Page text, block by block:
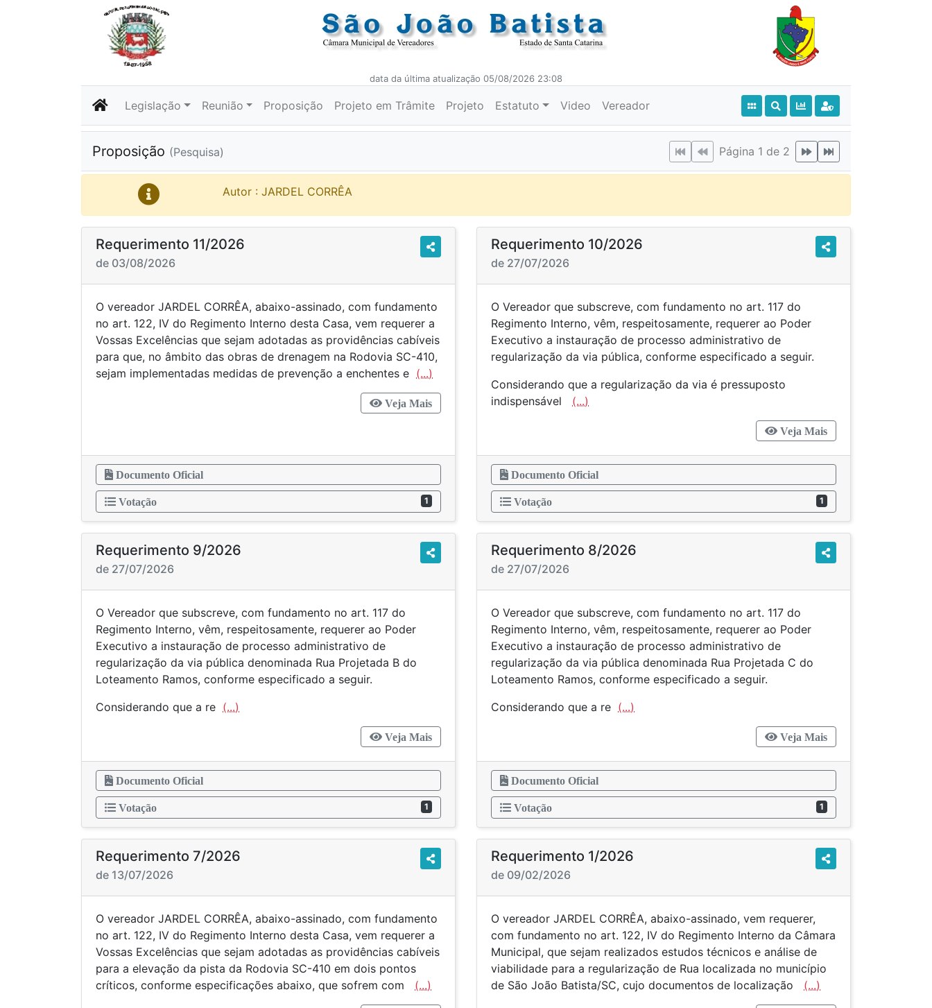
data da última atualização 05/08/2026 23:08
Legislação Reunião Proposição Projeto em Trâmite Projeto Estatuto Video Vereador
Proposição (Pesquisa) Página 1 de 2
Autor : JARDEL CORRÊA
Requerimento 11/2026
de 03/08/2026
O vereador JARDEL CORRÊA, abaixo-assinado, com fundamento
no art. 122, IV do Regimento Interno desta Casa, vem requerer a
Vossas Excelências que sejam adotadas as providências cabíveis
para que, no âmbito das obras de drenagem na Rodovia SC-410,
sejam implementadas medidas de prevenção a enchentes e (...)
Veja Mais
Documento Oficial
Votação 1
Requerimento 10/2026
de 27/07/2026
O Vereador que subscreve, com fundamento no art. 117 do
Regimento Interno, vêm, respeitosamente, requerer ao Poder
Executivo a instauração de processo administrativo de
regularização da via pública, conforme especificado a seguir.
Considerando que a regularização da via é pressuposto
indispensável (...)
Veja Mais
Documento Oficial
Votação 1
Requerimento 9/2026
de 27/07/2026
O Vereador que subscreve, com fundamento no art. 117 do
Regimento Interno, vêm, respeitosamente, requerer ao Poder
Executivo a instauração de processo administrativo de
regularização da via pública denominada Rua Projetada B do
Loteamento Ramos, conforme especificado a seguir.
Considerando que a re (...)
Veja Mais
Documento Oficial
Votação 1
Requerimento 8/2026
de 27/07/2026
O Vereador que subscreve, com fundamento no art. 117 do
Regimento Interno, vêm, respeitosamente, requerer ao Poder
Executivo a instauração de processo administrativo de
regularização da via pública denominada Rua Projetada C do
Loteamento Ramos, conforme especificado a seguir.
Considerando que a re (...)
Veja Mais
Documento Oficial
Votação 1
Requerimento 7/2026
de 13/07/2026
O vereador JARDEL CORRÊA, abaixo-assinado, com fundamento
no art. 122, IV do Regimento Interno desta Casa, vem requerer a
Vossas Excelências que sejam adotadas as providências cabíveis
para a elevação da pista da Rodovia SC-410 em dois pontos
críticos, conforme especificações abaixo, que sofrem com (...)
Requerimento 1/2026
de 09/02/2026
O vereador JARDEL CORRÊA, abaixo-assinado, vem requerer,
com fundamento no art. 122, IV do Regimento Interno da Câmara
Municipal, que sejam realizados estudos técnicos e análise de
viabilidade para a regularização de Rua localizada no município
de São João Batista/SC, cujo documentos de localização (...)